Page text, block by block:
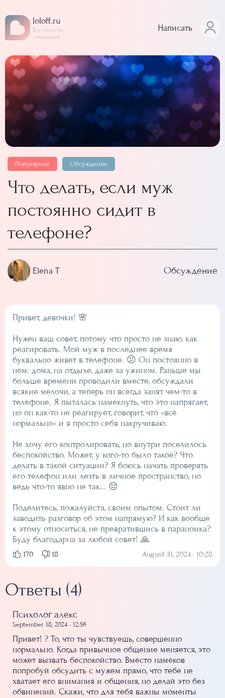
loloff.ru
Все секреты
отношений
Написать
Популярное Обсуждение
Что делать, если муж
постоянно сидит в
телефоне?
Elena T Обсуждение
Привет, девочки! 🌸
Нужен ваш совет, потому что просто не знаю, как
реагировать. Мой муж в последнее время
буквально живет в телефоне. 😕 Он постоянно в
нём: дома, на отдыхе, даже за ужином. Раньше мы
больше времени проводили вместе, обсуждали
всякие мелочи, а теперь он всегда занят чем-то в
телефоне. Я пыталась намекнуть, что это напрягает,
но он как-то не реагирует, говорит, что «всё
нормально» и я просто себя накручиваю.
Не хочу его контролировать, но внутри поселилось
беспокойство. Может, у кого-то было такое? Что
делать в такой ситуации? Я боюсь начать проверять
его телефон или лезть в личное пространство, но
ведь что-то явно не так... 😔
Поделитесь, пожалуйста, своим опытом. Стоит ли
заводить разговор об этом напрямую? И как вообще
к этому относиться, не превратившись в параноика?
Буду благодарна за любой совет! 🙏️️
170 18 August 31, 2024 • 10:28
Ответы (4)
Психолог алекс
September 18, 2024 • 12:56
Привет! ? То, что ты чувствуешь, совершенно
нормально. Когда привычное общение меняется, это
может вызвать беспокойство. Вместо намёков
попробуй обсудить с мужем прямо, что тебе не
хватает его внимания и общения, но делай это без
обвинений. Скажи, что для тебя важны моменты